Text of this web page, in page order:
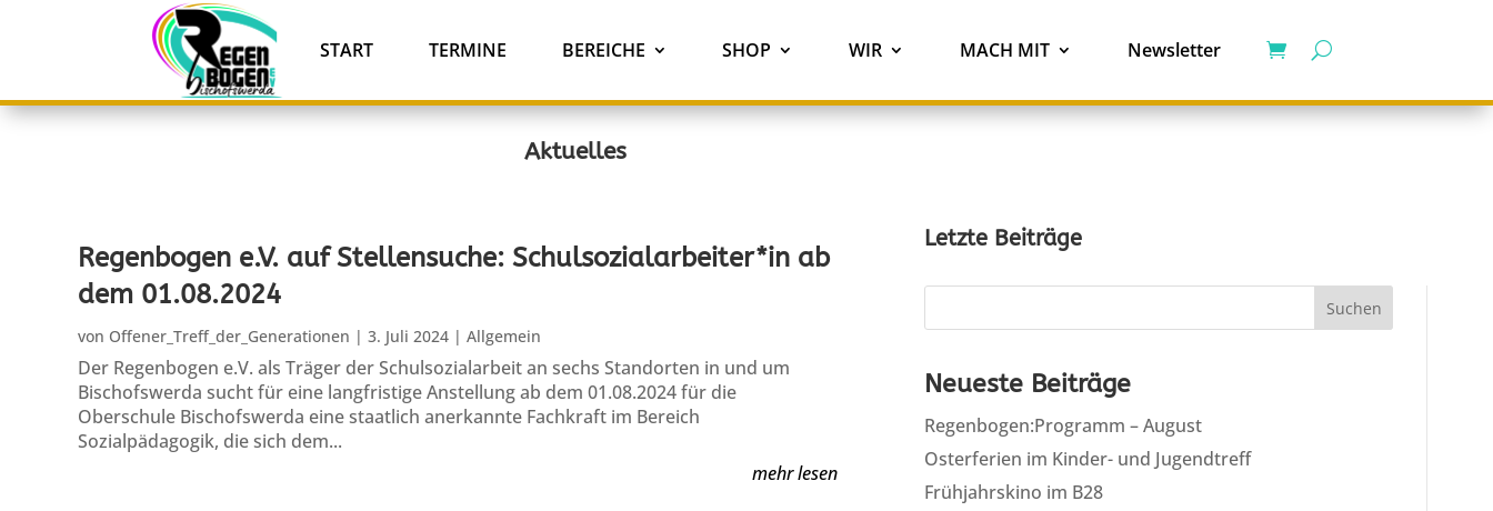
START TERMINE BEREICHE SHOP WIR MACH MIT Newsletter
Aktuelles
Regenbogen e.V. auf Stellensuche: Schulsozialarbeiter*in ab
dem 01.08.2024
von Offener_Treff_der_Generationen | 3. Juli 2024| Allgemein
Der Regenbogen e.V. als Träger der Schulsozialarbeit an sechs Standorten in und um
Bischofswerda sucht für eine langfristige Anstellung ab dem 01.08.2024 für die
Oberschule Bischofswerda eine staatlich anerkannte Fachkraft im Bereich
Sozialpädagogik, die sich dem...
mehr lesen
Letzte Beiträge
Suchen
Neueste Beiträge
Regenbogen:Programm – August
Osterferien im Kinder- und Jugendtreff
Frühjahrskino im B28